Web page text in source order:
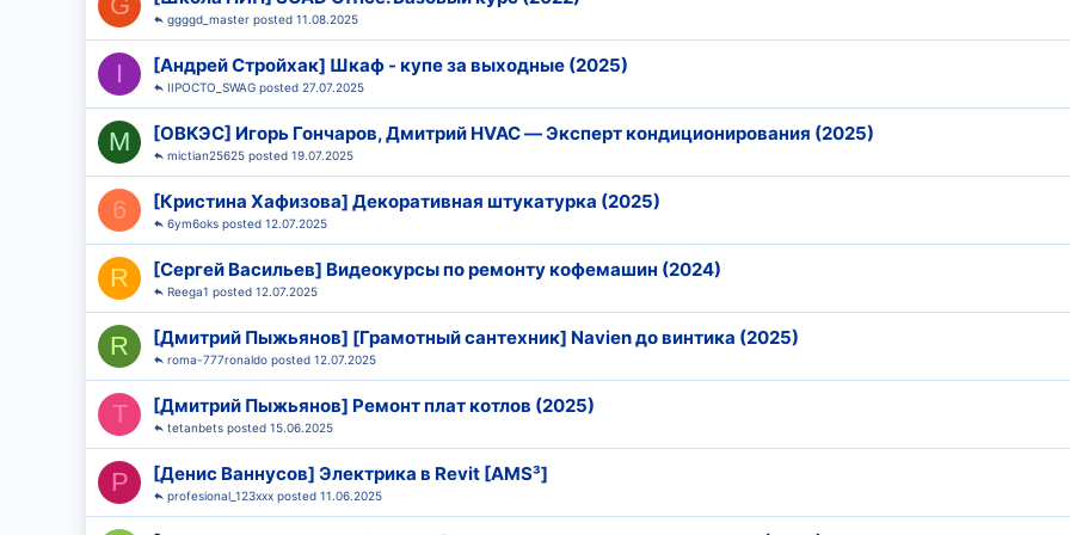
11.08.2025
ggggd_master
I [Андрей Стройхак] Шкаф - купе за выходные (2025)
27.07.2025
IIPOCTO_SWAG
M [ОВКЭС] Игорь Гончаров, Дмитрий HVAC ― Эксперт кондиционирования (2025)
19.07.2025
mictian25625
6 [Кристина Хафизова] Декоративная штукатурка (2025)
12.07.2025
6ym6oks
R [Сергей Васильев] Видеокурсы по ремонту кофемашин (2024)
12.07.2025
Reega1
R [Дмитрий Пыжьянов] [Грамотный сантехник] Navien до винтика (2025)
12.07.2025
roma-777ronaldo
T [Дмитрий Пыжьянов] Ремонт плат котлов (2025)
15.06.2025
tetanbets
P [Денис Ваннусов] Электрика в Revit [AMS³]
11.06.2025
profesional_123xxx